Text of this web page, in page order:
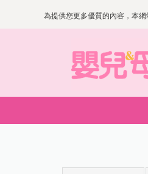
為提供您更多優質的內容，本